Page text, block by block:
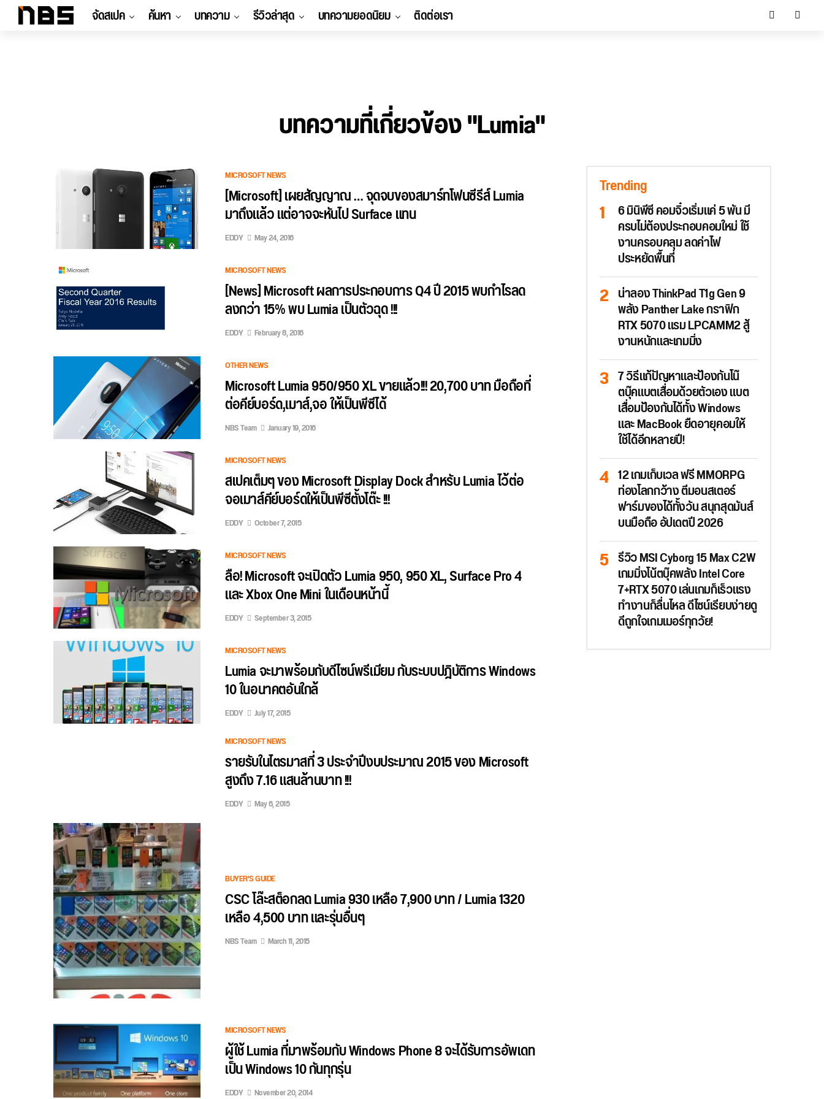
จัดสเปค ค้นหา บทความ รีวิวล่าสุด บทความยอดนิยม ติดต่อเรา
บทความที่เกี่ยวข้อง "Lumia"
MICROSOFT NEWS
[Microsoft] เผยสัญญาณ … จุดจบของสมาร์ทโฟนซีรีส์ Lumia
มาถึงแล้ว แต่อาจจะหันไป Surface แทน
EDDY May 24, 2016
MICROSOFT NEWS
[News] Microsoft ผลการประกอบการ Q4 ปี 2015 พบกำไรลด
ลงกว่า 15% พบ Lumia เป็นตัวฉุด !!!
EDDY February 8, 2016
OTHER NEWS
Microsoft Lumia 950/950 XL ขายแล้ว!!! 20,700 บาท มือถือที่
ต่อคีย์บอร์ด,เมาส์,จอ ให้เป็นพีซีได้
NBS Team January 19, 2016
MICROSOFT NEWS
สเปคเต็มๆ ของ Microsoft Display Dock สำหรับ Lumia ไว้ต่อ
จอเมาส์คีย์บอร์ดให้เป็นพีซีตั้งโต๊ะ !!!
EDDY October 7, 2015
MICROSOFT NEWS
ลือ! Microsoft จะเปิดตัว Lumia 950, 950 XL, Surface Pro 4
และ Xbox One Mini ในเดือนหน้านี้
EDDY September 3, 2015
MICROSOFT NEWS
Lumia จะมาพร้อมกับดีไซน์พรีเมียม กับระบบปฎิบัติการ Windows
10 ในอนาคตอันใกล้
EDDY
July 17, 2015
MICROSOFT NEWS
รายรับในไตรมาสที่ 3 ประจำปีงบประมาณ 2015 ของ Microsoft
สูงถึง 7.16 แสนล้านบาท !!!
EDDY May 6, 2015
BUYER'S GUIDE
CSC โล๊ะสต็อกลด Lumia 930 เหลือ 7,900 บาท / Lumia 1320
เหลือ 4,500 บาท และรุ่นอื่นๆ
NBS Team March 11, 2015
MICROSOFT NEWS
ผู้ใช้ Lumia ที่มาพร้อมกับ Windows Phone 8 จะได้รับการอัพเดท
เป็น Windows 10 กันทุกรุ่น
EDDY November 20, 2014
Trending
6 มินิพีซี คอมจิ๋วเริ่มแค่ 5 พัน มี
ครบไม่ต้องประกอบคอมใหม่ ใช้
งานครอบคลุม ลดค่าไฟ
ประหยัดพื้นที่
น่าลอง ThinkPad T1g Gen 9
พลัง Panther Lake กราฟิก
RTX 5070 แรม LPCAMM2 สู้
งานหนักและเกมมิ่ง
7 วิธีแก้ปัญหาและป้องกันโน๊
ตบุ๊คแบตเสื่อมด้วยตัวเอง แบต
เสื่อมป้องกันได้ทั้ง Windows
และ MacBook ยืดอายุคอมให้
ใช้ได้อีกหลายปี!
12 เกมเก็บเวล ฟรี MMORPG
ท่องโลกกว้าง ตีมอนสเตอร์
ฟาร์มของได้ทั้งวัน สนุกสุดมันส์
บนมือถือ อัปเดตปี 2026
รีวิว MSI Cyborg 15 Max C2W
เกมมิ่งโน้ตบุ๊คพลัง Intel Core
7+RTX 5070 เล่นเกมก็เร็วแรง
ทำงานก็ลื่นไหล ดีไซน์เรียบง่ายดู
ดีถูกใจเกมเมอร์ทุกวัย!